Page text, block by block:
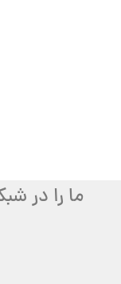
ما را در